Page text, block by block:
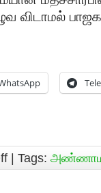
விடாமல்
| Tags: